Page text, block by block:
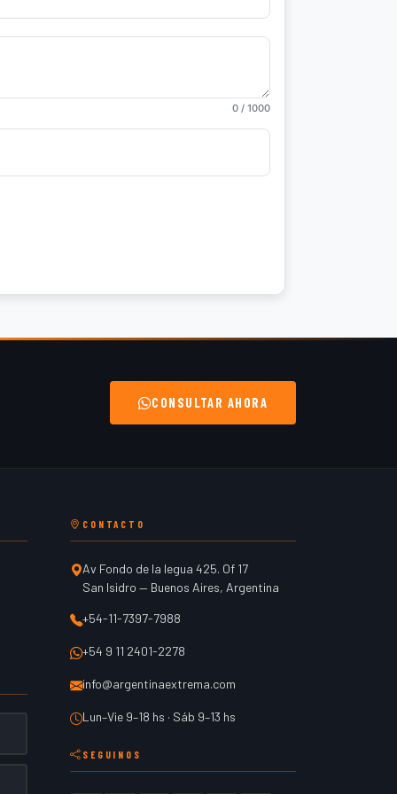
0 / 1000
CONSULTAR AHORA
CONTACTO
Av Fondo de la legua 425. Of 17
San Isidro — Buenos Aires, Argentina
+54-11-7397-7988
+54 9 11 2401-2278
info@argentinaextrema.com
Lun–Vie 9–18 hs · Sáb 9–13 hs
SEGUINOS